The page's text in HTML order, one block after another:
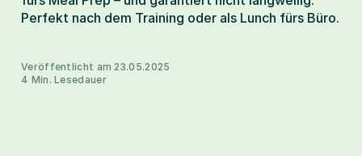
Perfekt nach dem Training oder als Lunch fürs Büro.
Veröffentlicht am 23.05.2025
4 Min. Lesedauer